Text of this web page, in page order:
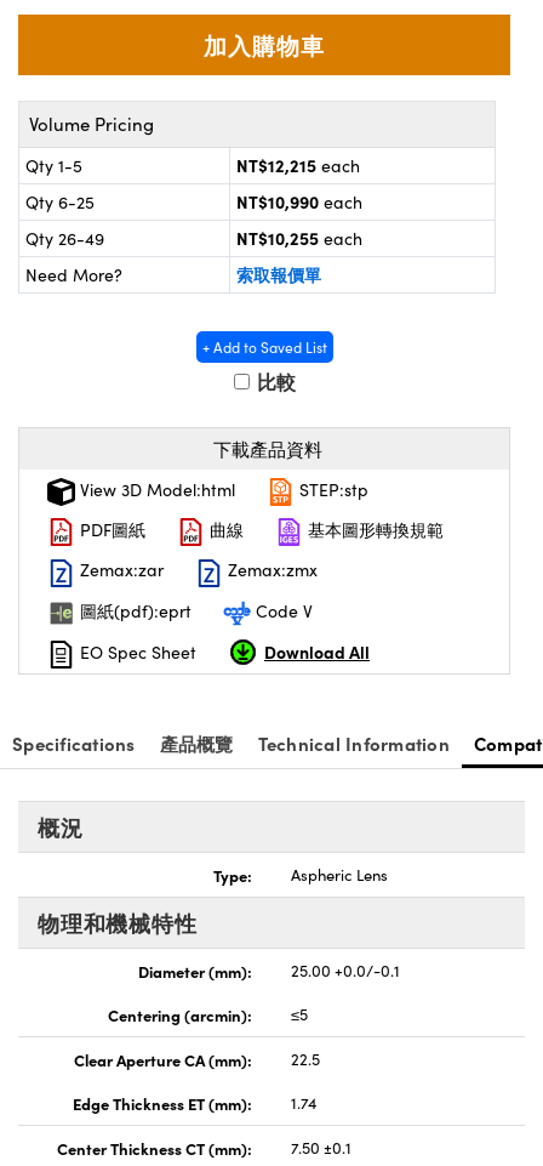
Mechanics | 顯微鏡用結構件
and Couplers | 中繼鏡或耦合鏡
Microscopes | 袖珍顯微鏡
鏡
放大鏡
Interface Cameras | 高速接口相
| 模擬相機
| 成像系統
Labs™
Components | SCHOTT 光學
(UFI)
Volume Pricing
Qty 1-5 NT$12,215 each
Qty 6-25
NT$10,990 each
Qty 26-49
NT$10,255 each
Need More?
索取報價單
+ Add to Saved List
比較
下載產品資料
View 3D Model:html
STEP:stp
PDF圖紙
曲線
基本圖形轉換規範
Zemax:zar
Zemax:zmx
圖紙(pdf):eprt
Code V
EO Spec Sheet
Download All
Specifications 產品概覽 Technical Information
概況
Type: Aspheric Lens
物理和機械特性
Diameter (mm):
25.00 +0.0/-0.1
Centering (arcmin):
≤5
Clear Aperture CA (mm):
22.5
Edge Thickness ET (mm):
1.74
Center Thickness CT (mm):
7.50 ±0.1